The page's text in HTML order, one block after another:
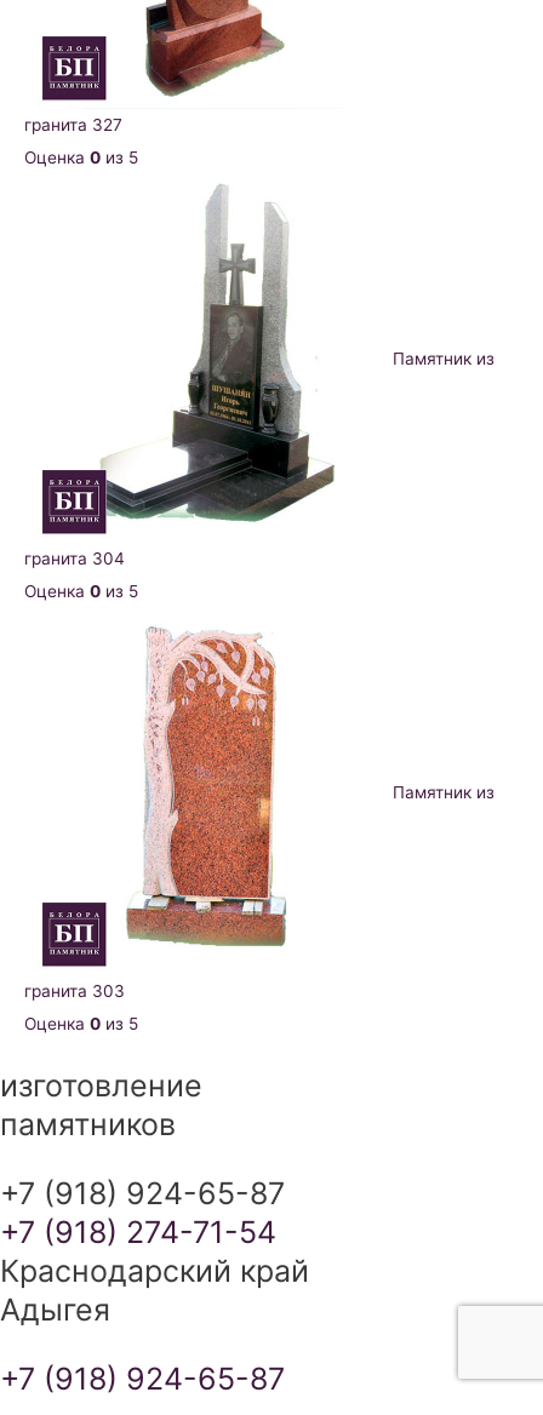
гранита 327
Оценка 0 из 5
Памятник из
гранита 304
Оценка 0 из 5
Памятник из
гранита 303
Оценка 0 из 5
изготовление
памятников
+7 (918) 924-65-87
+7 (918) 274-71-54
Краснодарский край
Адыгея
+7 (918) 924-65-87